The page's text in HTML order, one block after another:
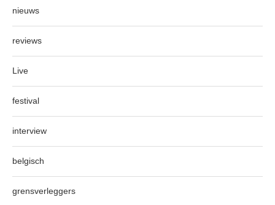
nieuws
reviews
Live
festival
interview
belgisch
grensverleggers